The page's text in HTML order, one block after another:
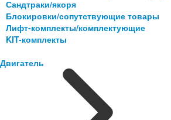
Сандтраки/якоря
Блокировки/сопутствующие товары
Лифт-комплекты/комплектующие
KIT-комплекты
Двигатель